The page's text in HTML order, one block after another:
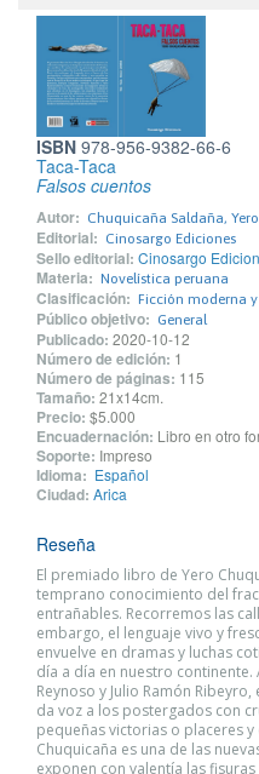
ISBN 978-956-9382-66-6
Taca-Taca
Falsos cuentos
Autor: Chuquicaña Saldaña, Yero
Editorial: Cinosargo Ediciones
Sello editorial: Cinosargo
Materia: Novelística peruana
Clasificación: Ficción moderna
Público objetivo: General
Publicado: 2020-10-12
Número de edición: 1
Número de páginas: 115
Tamaño: 21x14cm.
Precio: $5.000
Encuadernación: Libro en otro
Soporte: Impreso
Idioma: Español
Ciudad: Arica
Reseña
El premiado libro de Yero
temprano conocimiento del
entrañables. Recorremos las
embargo, el lenguaje vivo y
envuelve en dramas y luchas
día a día en nuestro
Reynoso y Julio Ramón
da voz a los postergados con
pequeñas victorias o placeres
Chuquicaña es una de las
exponen con valentía las